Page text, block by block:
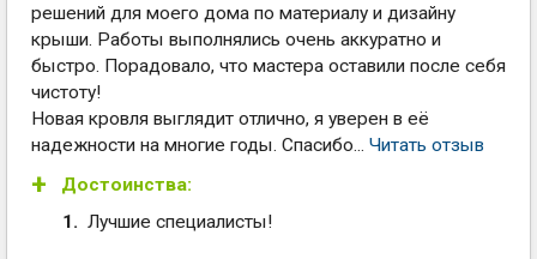
решений для моего дома по материалу и дизайну
крыши. Работы выполнялись очень аккуратно и
быстро. Порадовало, что мастера оставили после себя
чистоту!
Новая кровля выглядит отлично, я уверен в её
надежности на многие годы. Спасибо... Читать отзыв
Достоинства:
Лучшие специалисты!